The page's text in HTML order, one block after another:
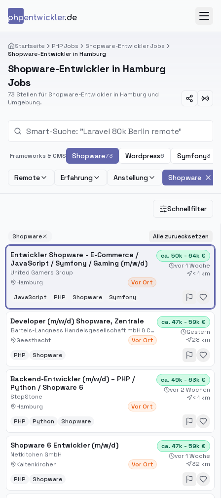
phpentwickler.de
Startseite PHP Jobs
Shopware-Entwickler Jobs
Shopware-Entwickler in Hamburg
Shopware-Entwickler in Hamburg
Jobs
73 Stellen für Shopware-Entwickler in Hamburg und
Umgebung.
Frameworks & CMS Shopware73 Wordpress6 Symfony3
Remote Erfahrung Anstellung Shopware
Schnellfilter
Shopware Alle zuruecksetzen
Entwickler Shopware - E-Commerce /
JavaScript / Symfony / Gaming (m/w/d)
United Gamers Group
Hamburg
Vor Ort
ca. 50k - 64k €
vor 1 Woche
< 1 km
JavaScript PHP Shopware Symfony
Developer (m/w/d) Shopware, Zentrale
Bartels-Langness Handelsgesellschaft mbH & Co. KG
Geesthacht
Vor Ort
ca. 47k - 59k €
Gestern
28 km
PHP
Shopware
Backend-Entwickler (m/w/d) – PHP /
Python / Shopware 6
StepStone
Hamburg
Vor Ort
ca. 49k - 63k €
vor 2 Wochen
< 1 km
PHP Python Shopware
Shopware 6 Entwickler (m/w/d)
Netkitchen GmbH
Kaltenkirchen
Vor Ort
ca. 47k - 59k €
vor 1 Woche
32 km
PHP
Shopware